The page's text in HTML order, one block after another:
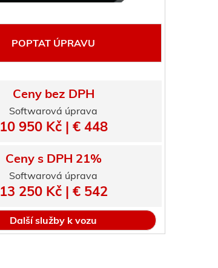
POPTAT ÚPRAVU
Ceny bez DPH
Softwarová úprava
10 950 Kč | € 448
Ceny s DPH 21%
Softwarová úprava
13 250 Kč | € 542
Další služby k vozu